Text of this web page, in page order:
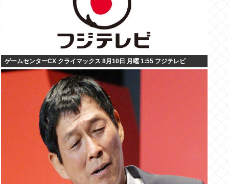
ゲームセンターCX クライマックス 8月10日 月曜 1:55 フジテレビ